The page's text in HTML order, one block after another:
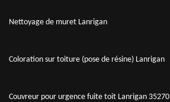
Nettoyage de muret Lanrigan
Coloration sur toiture (pose de résine) Lanrigan
Couvreur pour urgence fuite toit Lanrigan 35270